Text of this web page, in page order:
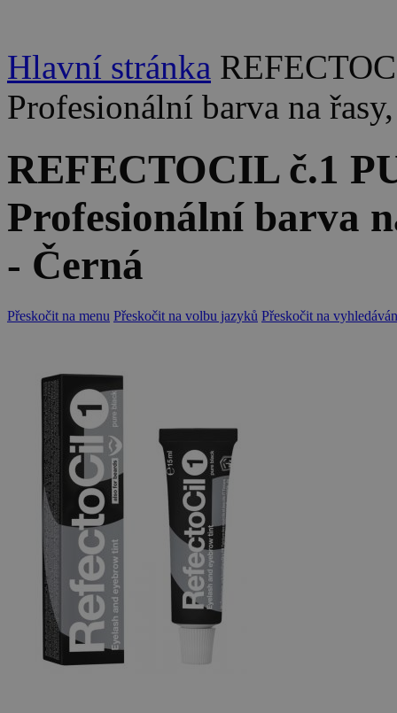
Hlavní stránka
Profesionální barva na
REFECTOCIL č.1
Profesionální barva
- Černá
Přeskočit na menu Přeskočit na volbu jazyků Přeskočit na